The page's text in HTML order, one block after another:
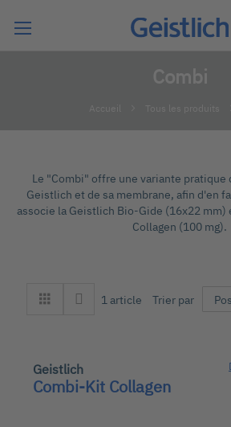
Combi
Accueil Tous les produits
Le "Combi" offre une variante
Geistlich et de sa membrane, afin d'en
associe la Geistlich Bio-Gide (16x22
Collagen (100 mg).
1 article Trier par
Geistlich
Combi-Kit Collagen